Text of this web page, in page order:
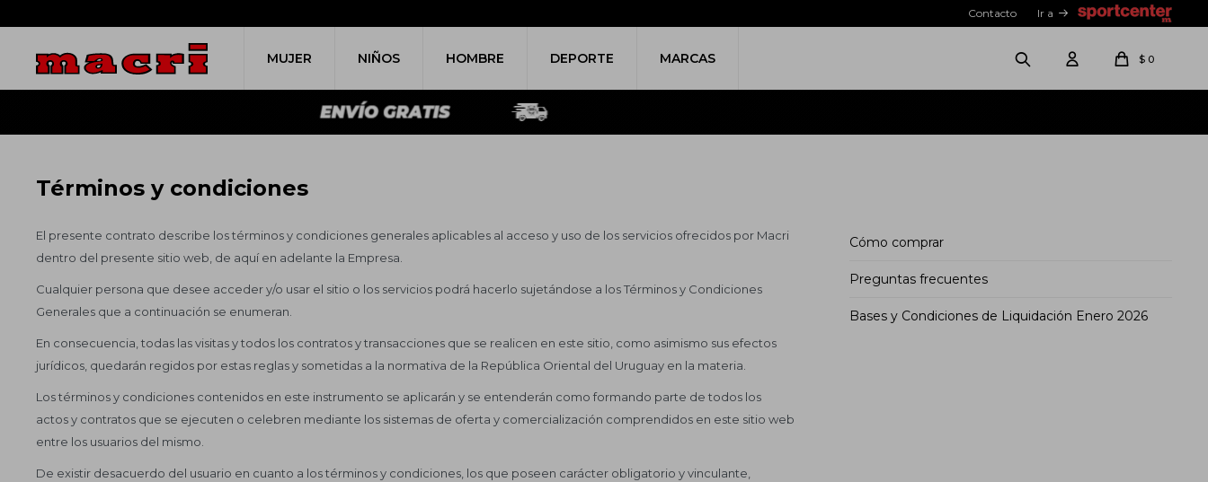
MUJER NIÑOS HOMBRE DEPORTE MARCAS $ 0
Contacto Ir a
Términos y condiciones
El presente contrato describe los términos y condiciones generales aplicables al acceso y uso de los servicios ofrecidos por Macri
dentro del presente sitio web, de aquí en adelante la Empresa.
Cualquier persona que desee acceder y/o usar el sitio o los servicios podrá hacerlo sujetándose a los Términos y Condiciones
Generales que a continuación se enumeran.
En consecuencia, todas las visitas y todos los contratos y transacciones que se realicen en este sitio, como asimismo sus efectos
jurídicos, quedarán regidos por estas reglas y sometidas a la normativa de la República Oriental del Uruguay en la materia.
Los términos y condiciones contenidos en este instrumento se aplicarán y se entenderán como formando parte de todos los
actos y contratos que se ejecuten o celebren mediante los sistemas de oferta y comercialización comprendidos en este sitio web
entre los usuarios del mismo.
De existir desacuerdo del usuario en cuanto a los términos y condiciones, los que poseen carácter obligatorio y vinculante,
Cómo comprar
Preguntas frecuentes
Bases y Condiciones de Liquidación Enero 2026